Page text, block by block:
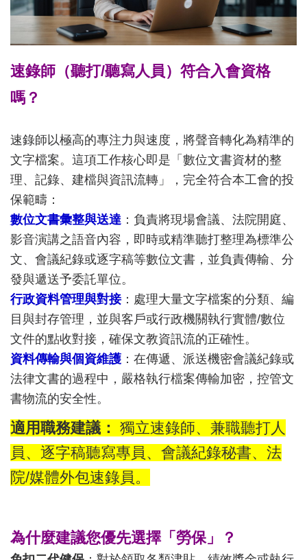
速錄師（聽打/聽寫人員）符合入會資格
嗎？
速錄師以極高的專注力與速度，將聲音轉化為精準的
文字檔案。這項工作核心即是「數位文書資材的整
理、記錄、建檔與資訊流轉」，完全符合本工會的投
保範疇：
數位文書彙整與送達 ：負責將現場會議、法院開庭、
影音演講之語音內容，即時或精準聽打整理為標準公
文、會議紀錄或逐字稿等數位文書，並負責傳輸、分
發與遞送予委託單位。
行政資料管理與對接：處理大量文字檔案的分類、編
目與封存管理，並與客戶或行政機關執行實體/數位
文件的點收對接，確保文教資訊流的正確性。
資料傳輸與個資維護 ：在傳遞、派送機密會議紀錄或
法律文書的過程中，嚴格執行檔案傳輸加密，控管文
書物流的安全性。
適用職務建議： 獨立速錄師、兼職聽打人
員、逐字稿聽寫專員、會議紀錄秘書、法
院/媒體外包速錄員。
為什麼建議您優先選擇「勞保」？